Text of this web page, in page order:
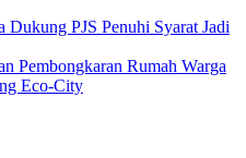
Dukung PJS Penuhi Syarat Jadi
Pembongkaran Rumah Warga
Eco-City